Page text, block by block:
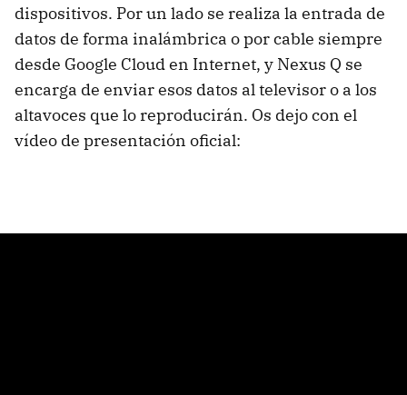
dispositivos. Por un lado se realiza la entrada de
datos de forma inalámbrica o por cable siempre
desde Google Cloud en Internet, y Nexus Q se
encarga de enviar esos datos al televisor o a los
altavoces que lo reproducirán. Os dejo con el
vídeo de presentación oficial: